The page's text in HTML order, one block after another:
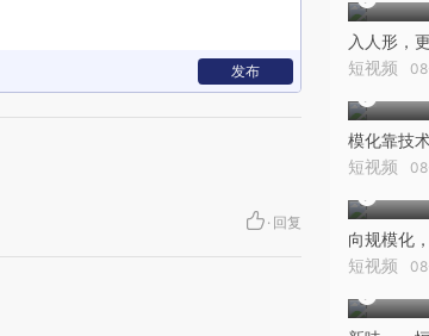
发布
· 回复
入人形，
短视频
模化靠技
短视频
向规模化
短视频